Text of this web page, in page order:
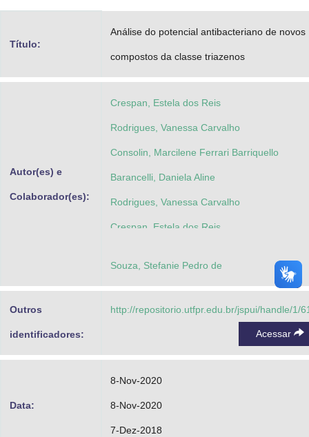
Título:
Análise do potencial antibacteriano de novos
compostos da classe triazenos
Autor(es) e
Colaborador(es):
Crespan, Estela dos Reis
Rodrigues, Vanessa Carvalho
Consolin, Marcilene Ferrari Barriquello
Barancelli, Daniela Aline
Rodrigues, Vanessa Carvalho
Crespan, Estela dos Reis
Souza, Stefanie Pedro de
Outros
identificadores:
http://repositorio.utfpr.edu.br/jspui/handle/1/
Acessar
Data:
8-Nov-2020
8-Nov-2020
7-Dez-2018